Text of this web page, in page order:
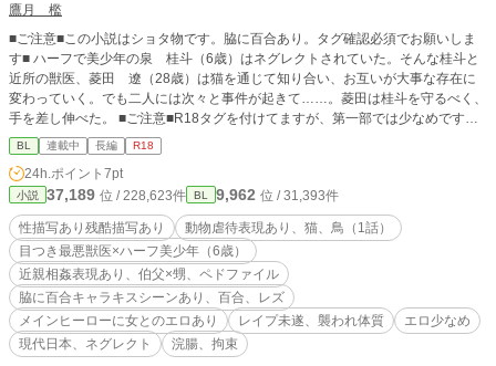
鷹月 檻
■ご注意■この小説はショタ物です。脇に百合あり。タグ確認必須でお願いしま
す■ ハーフで美少年の泉 桂斗（6歳）はネグレクトされていた。そんな桂斗と
近所の獣医、菱田 遼（28歳）は猫を通じて知り合い、お互いが大事な存在に
変わっていく。でも二人には次々と事件が起きて……。菱田は桂斗を守るべく、
手を差し伸べた。 ■ご注意■R18タグを付けてますが、第一部では少なめです。
（てか、殆どエロ無いです）第二部、第三部となると、エロシーンある予定です
が、ただいま第二部書くか迷ってます。 ■1話に動物虐待の残酷シーンあり。
鳥、猫好きな方は要注意です！ ■この小説には非人道的な事や法律に反する事が
書かれていますが、決して推奨しているわけではありません。あくまで架空の物
語です。法律に違反する事をすれば処罰されます。それをご理解の上お読み下さ
い。 （第一部、全30話予約投稿済み）
BL 連載中 長編 R18
24h.ポイント 7pt
小説 37,189 位 / 228,623件 BL 9,962 位 / 31,393件
性描写あり残酷描写あり
動物虐待表現あり、猫、鳥（1話）
目つき最悪獣医×ハーフ美少年（6歳）
近親相姦表現あり、伯父×甥、ペドファイル
脇に百合キャラキスシーンあり、百合、レズ
メインヒーローに女とのエロあり
レイプ未遂、襲われ体質
エロ少なめ
現代日本、ネグレクト
浣腸、拘束